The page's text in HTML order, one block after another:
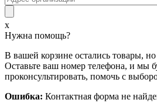
x
Нужна помощь?
В вашей корзине остались товары,
Оставьте ваш номер телефона, и мы
проконсультировать, помочь с
Ошибка: Контактная форма не